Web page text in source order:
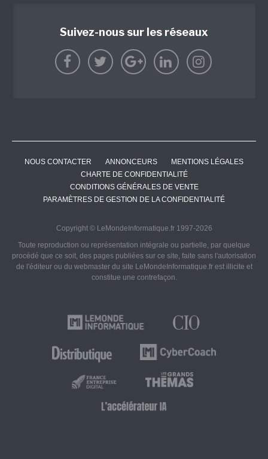
Suivez-nous sur les réseaux
NOUS CONTACTER ANNONCEURS
MENTIONS LÉGALES
CHARTE DE CONFIDENTIALITÉ
CONDITIONS GÉNÉRALES DE VENTE
PARAMÈTRES DE GESTION DE LA CONFIDENTIALITÉ
Copyright © LeMondeInformatique.fr 1997-2026
Toute reproduction ou représentation intégrale ou partielle, par quelque
procédé que ce soit, des pages publiées sur ce site, faite sans l'autorisation
de l'éditeur ou du webmaster du site LeMondeInformatique.fr est illicite et
constitue une contrefaçon.